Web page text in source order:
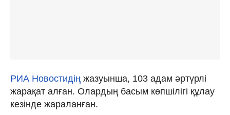
РИА Новостидің жазуынша, 103 адам әртүрлі
жарақат алған. Олардың басым көпшілігі құлау
кезінде жараланған.